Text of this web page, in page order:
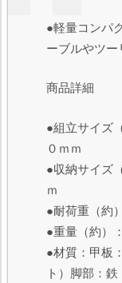
●軽量コンパ
ーブルやツー
商品詳細
●組立サイズ
０ｍｍ
●収納サイズ
ｍ
●耐荷重（約
●重量（約）
●材質：甲板
ト）脚部：鉄